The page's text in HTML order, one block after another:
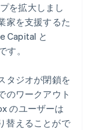
に構築しているかを
を拡大しまし
家を支援するた
Capital と
。
タジオが閉鎖を
のワークアウト
のユーザーは
替えることがで